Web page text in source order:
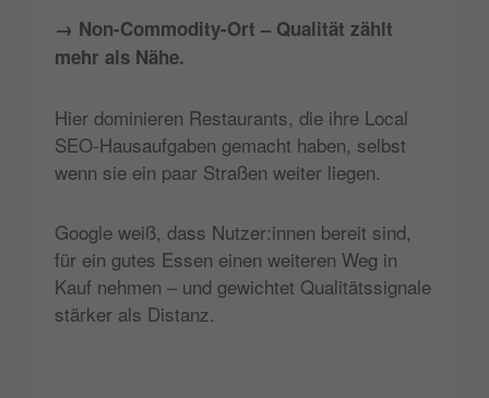
→ Non-Commodity-Ort – Qualität zählt
mehr als Nähe.
Hier dominieren Restaurants, die ihre Local
SEO-Hausaufgaben gemacht haben, selbst
wenn sie ein paar Straßen weiter liegen.
Google weiß, dass Nutzer:innen bereit sind,
für ein gutes Essen einen weiteren Weg in
Kauf nehmen – und gewichtet Qualitätssignale
stärker als Distanz.